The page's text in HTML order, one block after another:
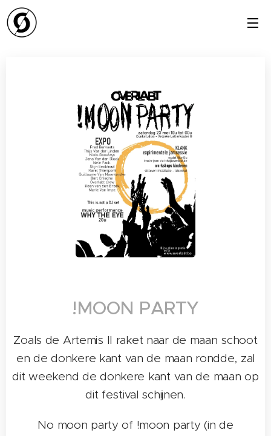
!MOON PARTY
Zoals de Artemis II raket naar de maan schoot
en de donkere kant van de maan rondde, zal
dit weekend de donkere kant van de maan op
dit festival schijnen.
No moon party of !moon party (in de